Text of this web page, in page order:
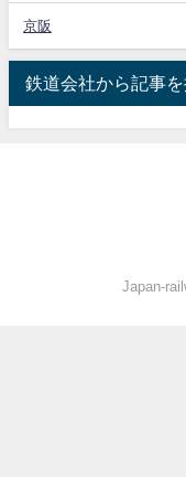
京阪
鉄道会社から記事
Japan-